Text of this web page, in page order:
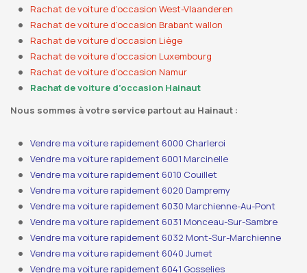
Rachat de voiture d’occasion West-Vlaanderen
Rachat de voiture d’occasion Brabant wallon
Rachat de voiture d’occasion Liège
Rachat de voiture d’occasion Luxembourg
Rachat de voiture d’occasion Namur
Rachat de voiture d’occasion Hainaut
Nous sommes à votre service partout au Hainaut :
Vendre ma voiture rapidement 6000 Charleroi
Vendre ma voiture rapidement 6001 Marcinelle
Vendre ma voiture rapidement 6010 Couillet
Vendre ma voiture rapidement 6020 Dampremy
Vendre ma voiture rapidement 6030 Marchienne-Au-Pont
Vendre ma voiture rapidement 6031 Monceau-Sur-Sambre
Vendre ma voiture rapidement 6032 Mont-Sur-Marchienne
Vendre ma voiture rapidement 6040 Jumet
Vendre ma voiture rapidement 6041 Gosselies